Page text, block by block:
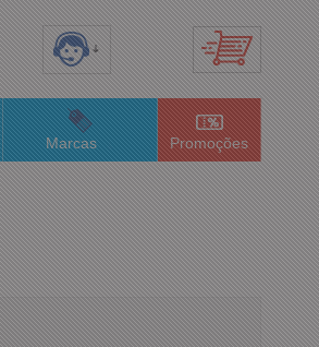
Marcas Promoções